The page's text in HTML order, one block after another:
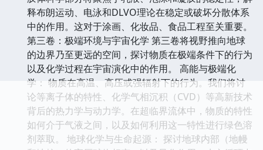
释布朗运动、电泳和DLVO理论在稳定或破坏分散体系
中的作用。这对于涂画、化妆品、食品工程至关重要。
第三卷：极端环境与宇宙化学 第三卷将视野推向地球
的边界乃至更远的空间，探讨物质在极端条件下的行为
以及化学过程在宇宙演化中的作用。 高能与极端化
学： 物质在高温、高压或强辐射下的行为。我们将讨
论等离子体的特性、化学气相沉积（CVD）等高新技术
背后的热力学与动力学。在超临界流体中，物质的特性
如何介于气液之间，以及如何利用这一特性进行绿色溶
剂萃取。 地球化学与生命起源： 探讨地球内部（地幔